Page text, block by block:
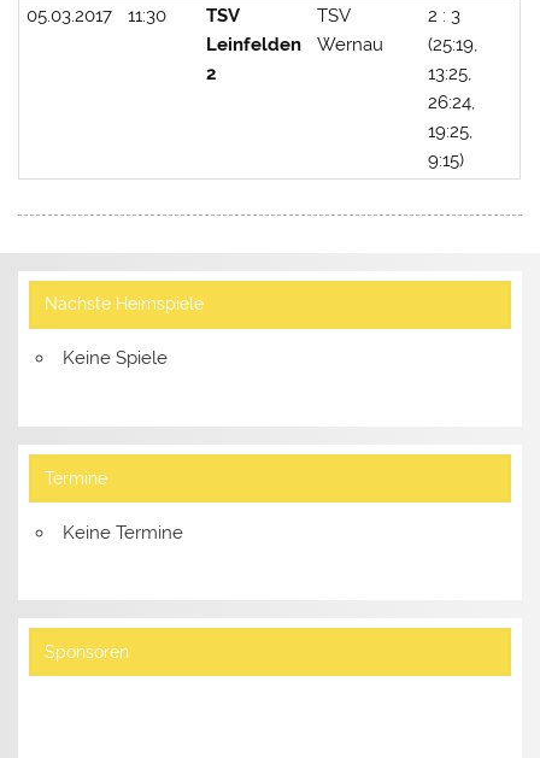
05.03.2017
11:30
TSV
Leinfelden
2
TSV
Wernau
2 : 3
(25:19,
13:25,
26:24,
19:25,
9:15)
Nächste Heimspiele
Keine Spiele
Termine
Keine Termine
Sponsoren